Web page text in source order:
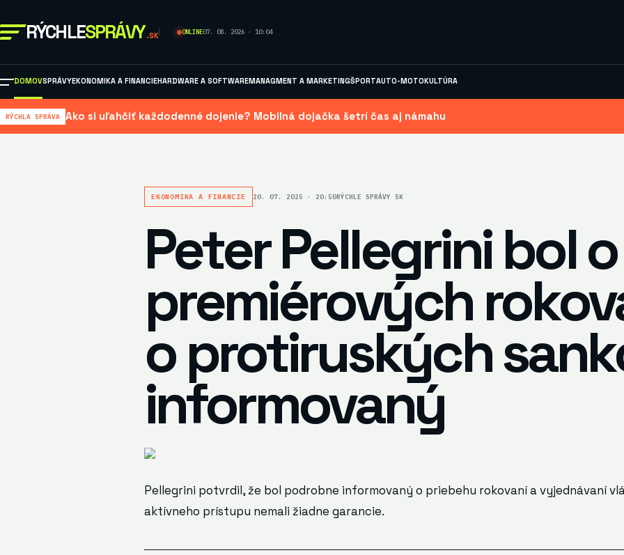
RÝCHLESPRÁVY .SK ONLINE07. 08. 2026 · 10:04
DOMOVSPRÁVYEKONOMIKA A FINANCIEHARDWARE A SOFTWAREMANAGMENT A MARKETINGŠPORTAUTO-MOTOKULTÚRA
RÝCHLA SPRÁVA Ako si uľahčiť každodenné dojenie? Mobilná dojačka šetrí čas aj námahu
EKONOMIKA A FINANCIE 20. 07. 2025 · 20:50RÝCHLE SPRÁVY SK
Peter Pellegrini bol o
premiérových
o protiruských
informovaný
Pellegrini potvrdil, že bol podrobne informovaný o priebehu rokovaní a vyjednávaní
aktívneho prístupu nemali žiadne garancie.